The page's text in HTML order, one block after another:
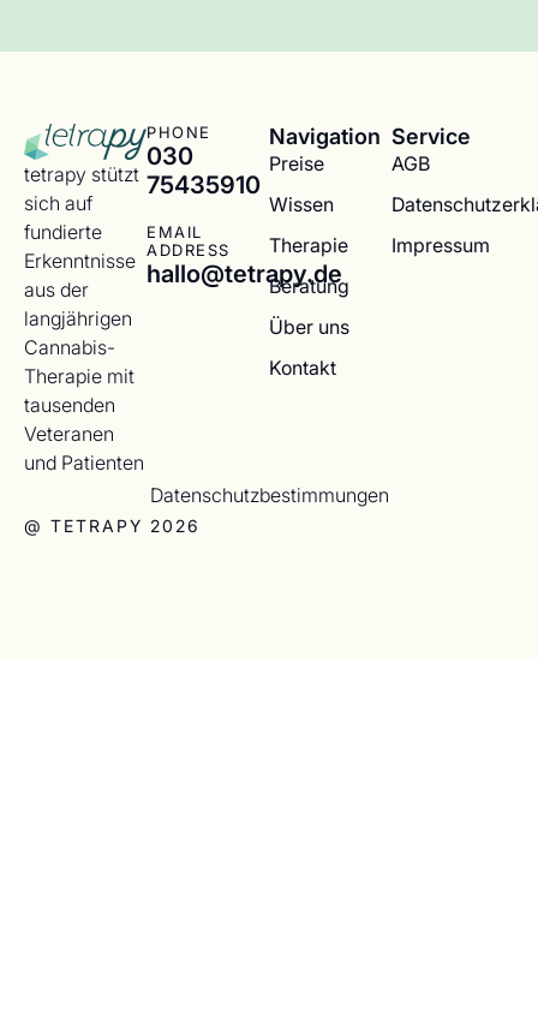
tetrapy stützt
sich auf
fundierte
Erkenntnisse
aus der
langjährigen
Cannabis-
Therapie mit
tausenden
Veteranen
und Patienten
PHONE
030
75435910
EMAIL
ADDRESS
hallo@tetrapy.de
Navigation
Preise
Wissen
Therapie
Beratung
Über uns
Kontakt
Service
AGB
Impressum
@ TETRAPY 2026
Datenschutzbestimmungen